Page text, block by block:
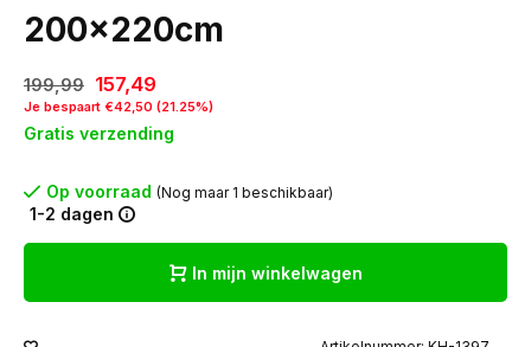
200x220cm
199,99 157,49
Je bespaart €42,50 (21.25%)
Gratis verzending
Op voorraad (Nog maar 1 beschikbaar)
1-2 dagen
In mijn winkelwagen